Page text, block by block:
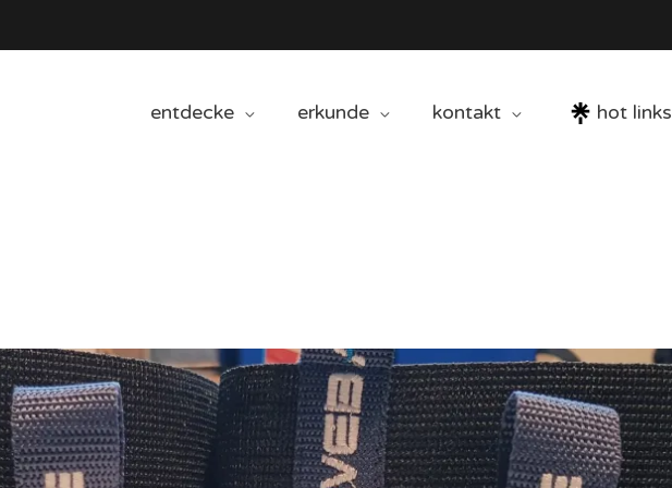
entdecke erkunde kontakt hot links